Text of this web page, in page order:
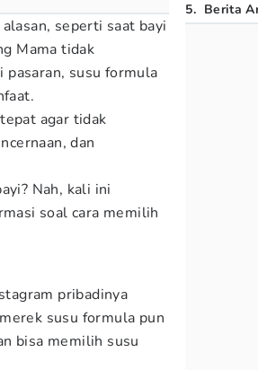
seperti saat bayi
Mama tidak
susu formula
agar tidak
dan
Nah, kali ini
soal cara memilih
pribadinya
susu formula pun
bisa memilih susu
5. Berita